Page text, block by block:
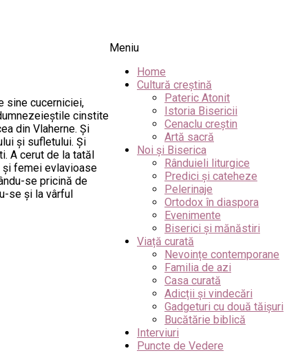
Meniu
Home
Cultură creștină
Pateric Atonit
Istoria Bisericii
Cenaclu creștin
Artă sacră
Noi și Biserica
Rânduieli liturgice
Predici și cateheze
Pelerinaje
Ortodox în diaspora
Evenimente
Biserici și mănăstiri
Viață curată
Nevoințe contemporane
Familia de azi
Casa curată
Adicții și vindecări
Gadgeturi cu două tăișuri
Bucătărie biblică
Interviuri
Puncte de Vedere
sine cucerniciei,
cinstite
din Vlaherne. Şi
şi sufletului. Şi
A cerut de la tatăl
şi femei evlavioase
se pricină de
se şi la vârful